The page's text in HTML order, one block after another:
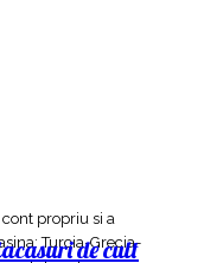
propriu si a
Turcia-Grecia-
de cult